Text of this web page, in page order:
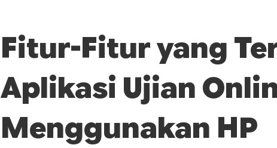
Fitur-Fitur yang
Aplikasi Ujian
Menggunakan HP